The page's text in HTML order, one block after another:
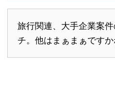
旅行関連、大手企業案
チ。他はまぁまぁですか